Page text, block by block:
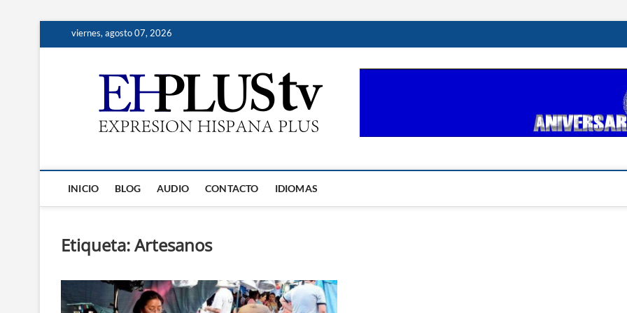
viernes, agosto 07, 2026
INICIO BLOG AUDIO CONTACTO IDIOMAS
Etiqueta:Artesanos